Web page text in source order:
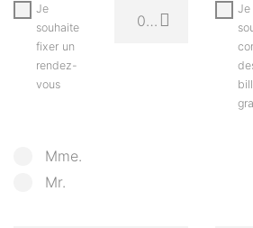
Je
souhaite
fixer un
rendez-
vous
08.03.2026
Je
Mme.
Mr.